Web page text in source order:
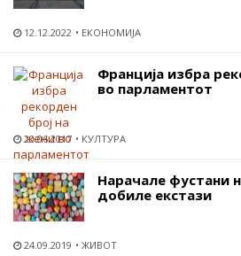
12.12.2022 ЕКОНОМИЈА
Франција избра
во парламентот
20.06.2017 КУЛТУРА
Нарачале фустани
добиле екстази
24.09.2019 ЖИВОТ